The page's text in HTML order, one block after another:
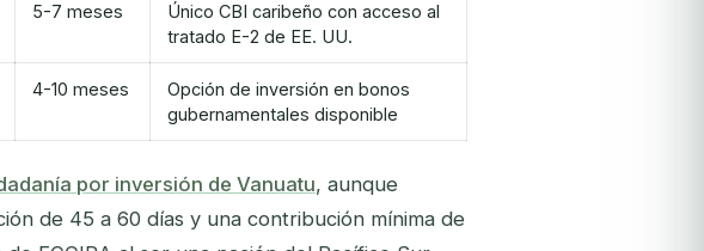
5-7 meses
Único CBI caribeño con acceso al
tratado E-2 de EE. UU.
4-10 meses
Opción de inversión en bonos
gubernamentales disponible
por inversión de Vanuatu, aunque
de 45 a 60 días y una contribución mínima de